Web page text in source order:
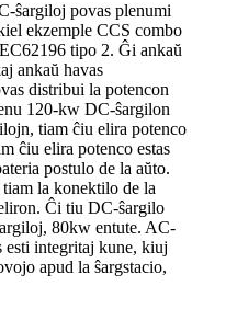
povas plenumi
ekzemple CCS combo
tipo 2. Ĝi ankaŭ
ankaŭ havas
distribui la potencon
120-kw DC-ŝargilon
tiam ĉiu elira potenco
ĉiu elira potenco estas
postulo de la aŭto.
la konektilo de la
Ĉi tiu DC-ŝargilo
80kw entute. AC-
integritaj kune, kiuj
apud la ŝargstacio,